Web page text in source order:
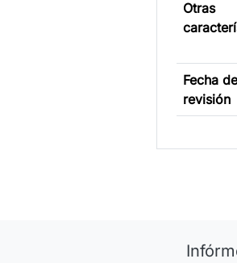
Otras
Fecha
revisión